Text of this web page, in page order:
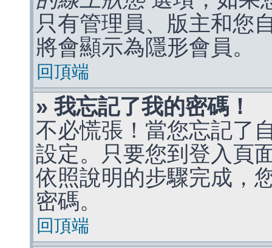
只有管理員、版主和您
將會顯示為隱形會員。
回頂端
» 我忘記了我的密碼！
不必慌張！當您忘記了
設定。只要您到登入頁
依照說明的步驟完成，
密碼。
回頂端